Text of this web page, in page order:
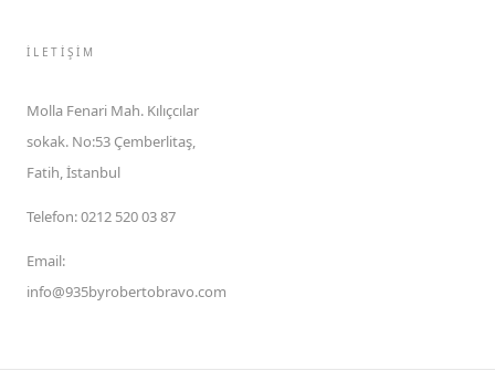
İLETIŞIM
Molla Fenari Mah. Kılıçcılar
sokak. No:53 Çemberlitaş,
Fatih, İstanbul
Telefon:0212 520 03 87
Email:
info@935byrobertobravo.com